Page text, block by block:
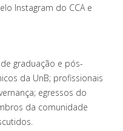
Instagram do CCA e
graduação e pós-
da UnB; profissionais
egressos do
da comunidade